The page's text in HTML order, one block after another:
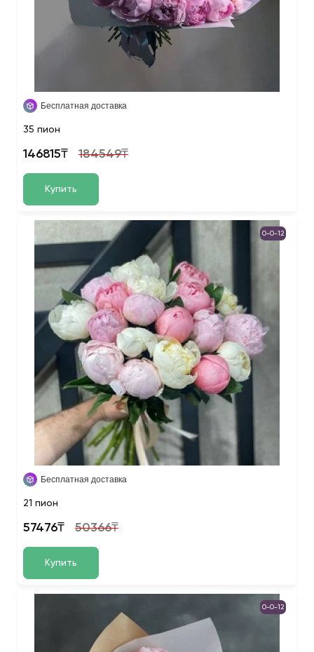
Бесплатная доставка
35 пион
146815₸ 184549₸
Купить
0-0-12
Бесплатная доставка
21 пион
57476₸ 50366₸
Купить
0-0-12